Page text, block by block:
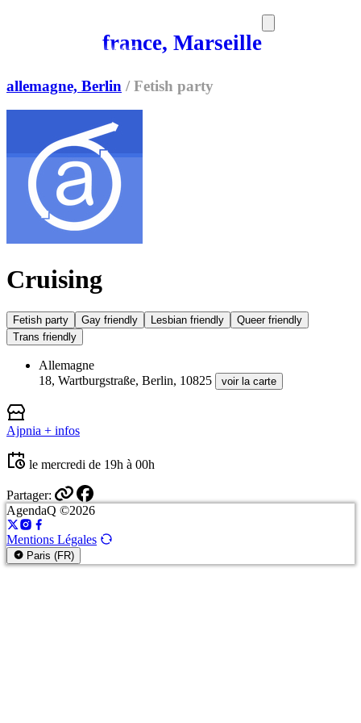
france, Marseille
MEDIAMAG
allemagne, Berlin / Fetish party
Cruising
Fetish party Gay friendly Lesbian friendly
Queer friendly
Trans friendly
Allemagne
18, Wartburgstraße, Berlin, 10825
voir la carte
Ajpnia + infos
le mercredi de 19h à 00h
Partager:
AgendaQ ©2026
Mentions Légales
Paris (FR)